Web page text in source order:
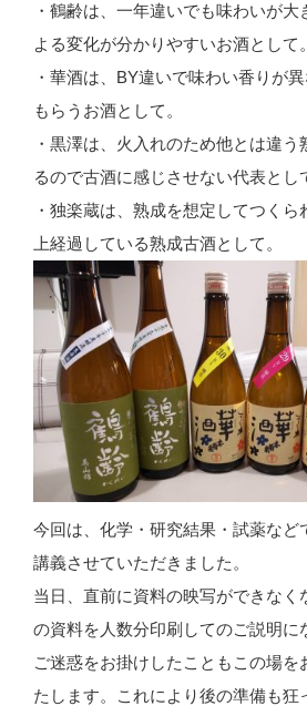
・鶴齢は、一年違いでも味わいが大
よる変化が分かりやすいお酒として。
・華酒は、BY違いで味わい香りが
もらうお酒として。
・黒澤は、火入れのため他とは違
るので古酒に感じさせない代表とし
・独楽蔵は、熟成を想定してつくら
上経過している熟成古酒として。
今回は、化学・研究結果・試薬など
講義させていただきました。
当日、直前に資料の映写ができなく
の資料を人数分印刷してのご説明に
ご迷惑をお掛けしたこともこの場を
たします。これにより後の準備も狂